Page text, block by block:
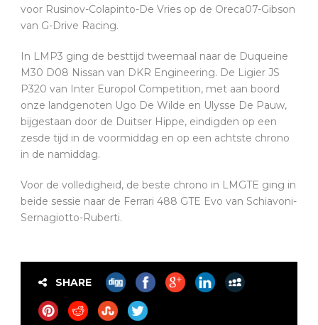
voor Rusinov-Colapinto-De Vries op de Oreca07-Gibson
van G-Drive Racing.
In LMP3 ging de besttijd tweemaal naar de Duqueine
M30 D08 Nissan van DKR Engineering. De Ligier JS
P320 van Inter Europol Competition, met aan boord
onze landgenoten Ugo De Wilde en Ulysse De Pauw,
bijgestaan door de Duitser Hippe, eindigden op een
zesde tijd in de voormiddag en op een achtste chrono
in de namiddag.
Voor de volledigheid, de beste chrono in LMGTE ging in
beide sessie naar de Ferrari 488 GTE Evo van Schiavoni-
Sernagiotto-Ruberti.
SHARE